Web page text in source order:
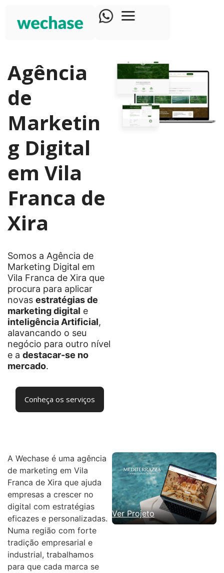
Agência
de
Marketin
g Digital
em Vila
Franca de
Xira
Somos a Agência de
Marketing Digital em
Vila Franca de Xira que
procura para aplicar
novas estratégias de
marketing digital e
inteligência Artificial,
alavancando o seu
negócio para outro nível
e a destacar-se no
mercado.
Conheça os serviços
A Wechase é uma agência
de marketing em Vila
Franca de Xira que ajuda
empresas a crescer no
digital com estratégias
eficazes e personalizadas.
Numa região com forte
tradição empresarial e
industrial, trabalhamos
para que cada marca se
Ver Projeto